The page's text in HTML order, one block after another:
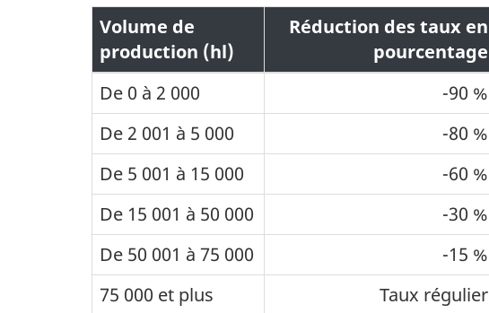
Volume de
production (hl)
Réduction des taux en
pourcentage
De 0 à 2 000
-90 %
De 2 001 à 5 000
-80 %
De 5 001 à 15 000
-60 %
De 15 001 à 50 000
-30 %
De 50 001 à 75 000
-15 %
75 000 et plus
Taux régulier